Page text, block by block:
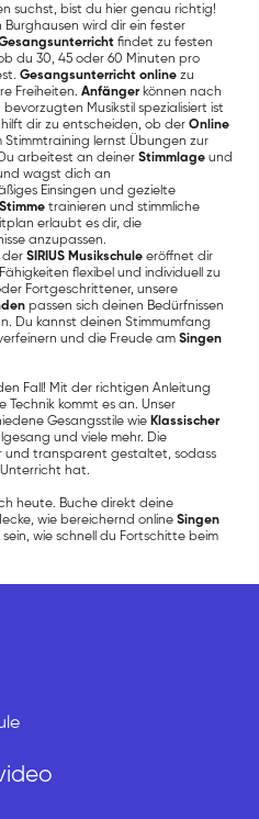
suchst, bist du hier genau richtig!
Burghausen wird dir ein fester
findet zu festen
du 30, 45 oder 60 Minuten pro
Gesangsunterricht online zu
Freiheiten.Anfänger können nach
Musikstil spezialisiert ist
hilft dir zu entscheiden, ob derOnline
Stimmtraining lernst Übungen zur
arbeitest an deinerStimmlage und
wagst dich an
Einsingen und gezielte
Stimme trainieren und stimmliche
erlaubt es dir, die
anzupassen.
derSIRIUS Musikschule eröffnet dir
flexibel und individuell zu
Fortgeschrittener, unsere
passen sich deinen Bedürfnissen
Du kannst deinen Stimmumfang
und die Freude amSingen
Fall! Mit der richtigen Anleitung
Technik kommt es an. Unser
Gesangsstile wie Klassischer
und viele mehr. Die
und transparent gestaltet, sodass
hat.
heute. Buche direkt deine
wie bereichernd onlineSingen
wie schnell du Fortschitte beim